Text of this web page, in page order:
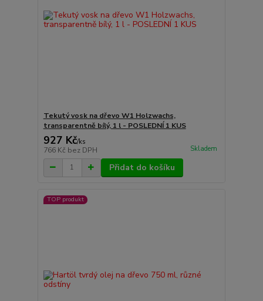
Tekutý vosk na dřevo W1 Holzwachs,
transparentně bílý, 1 l - POSLEDNÍ 1 KUS
927 Kč/ks
766 Kč bez DPH Skladem
Přidat do košíku
TOP produkt